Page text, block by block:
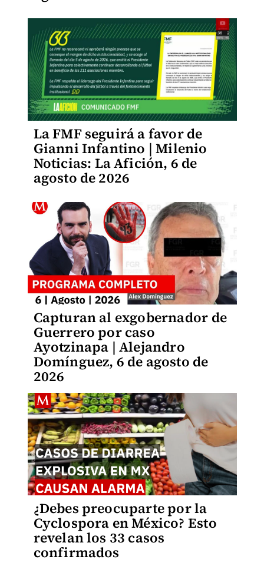
La FMF seguirá a favor de
Gianni Infantino | Milenio
Noticias: La Afición, 6 de
agosto de 2026
Capturan al exgobernador de
Guerrero por caso
Ayotzinapa | Alejandro
Domínguez, 6 de agosto de
2026
¿Debes preocuparte por la
Cyclospora en México? Esto
revelan los 33 casos
confirmados